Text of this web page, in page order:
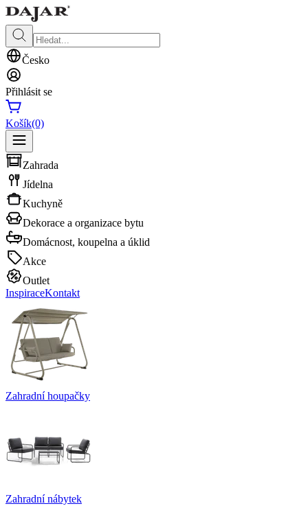
Česko
Přihlásit se
Košík(0)
Zahrada
Jídelna
Kuchyně
Dekorace a organizace bytu
Domácnost, koupelna a úklid
Akce
Outlet
InspiraceKontakt
Zahradní houpačky
Zahradní nábytek